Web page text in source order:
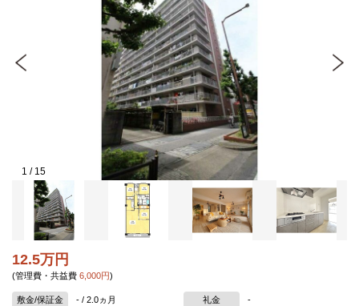
1 / 15
12.5万円
(管理費・共益費 6,000円)
敷金/保証金 - / 2.0ヵ月 礼金
-